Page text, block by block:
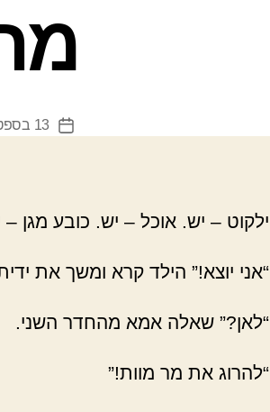
תאריך
13 בספטמבר 2015
ילקוט – יש. אוכל – יש. כובע
“אני יוצא!” הילד קרא ומשך את
“לאן?” שאלה אמא מהחדר השני.
“להרוג את מר מוות!”